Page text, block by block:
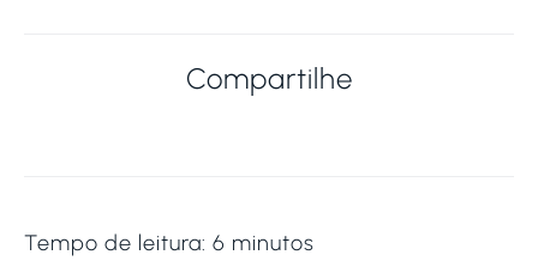
Compartilhe
Tempo de leitura: 6 minutos